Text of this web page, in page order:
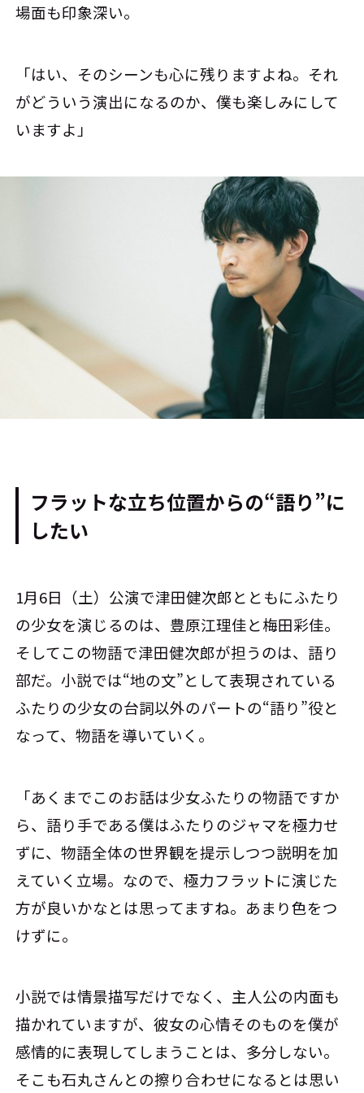
場面も印象深い。
「はい、そのシーンも心に残りますよね。それ
がどういう演出になるのか、僕も楽しみにして
いますよ」
フラットな立ち位置からの“語り”に
したい
1月6日（土）公演で津田健次郎とともにふたり
の少女を演じるのは、豊原江理佳と梅田彩佳。
そしてこの物語で津田健次郎が担うのは、語り
部だ。小説では“地の文”として表現されている
ふたりの少女の台詞以外のパートの“語り”役と
なって、物語を導いていく。
「あくまでこのお話は少女ふたりの物語ですか
ら、語り手である僕はふたりのジャマを極力せ
ずに、物語全体の世界観を提示しつつ説明を加
えていく立場。なので、極力フラットに演じた
方が良いかなとは思ってますね。あまり色をつ
けずに。
小説では情景描写だけでなく、主人公の内面も
描かれていますが、彼女の心情そのものを僕が
感情的に表現してしまうことは、多分しない。
そこも石丸さんとの擦り合わせになるとは思い